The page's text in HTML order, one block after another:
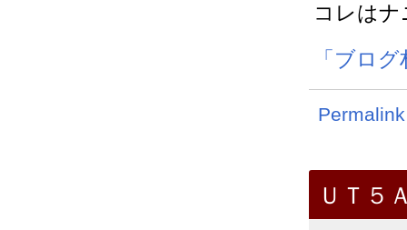
コレは
「ブロ
Permalink
ＵＴ５